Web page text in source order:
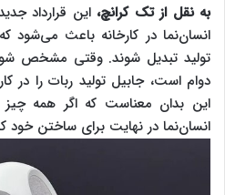
به نقل از تک کرانچ، این قرارداد
انسان‌نما در کارخانه باعث می‌شود
تولید تبدیل شوند. وقتی مشخص
دوام است، جابیل تولید ربات را در
این بدان معناست که اگر همه
انسان‌نما در نهایت برای ساختن خود